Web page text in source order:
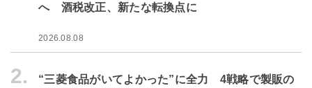
へ 酒税改正、新たな転換点に
2026.08.08
2.
“三菱食品がいてよかった”に全力 4戦略で製販の